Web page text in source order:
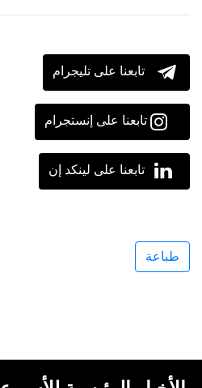
تابعنا على تليجرام
تابعنا على إنستجرام
تابعنا على لينكد إن
طباعة